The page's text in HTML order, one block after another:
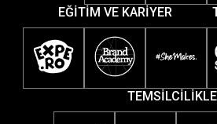
EĞİTİM VE KARİYER